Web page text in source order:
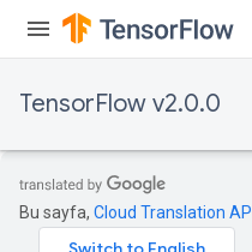
TensorFlow v2.0.0
Bu sayfa, Cloud Translation API